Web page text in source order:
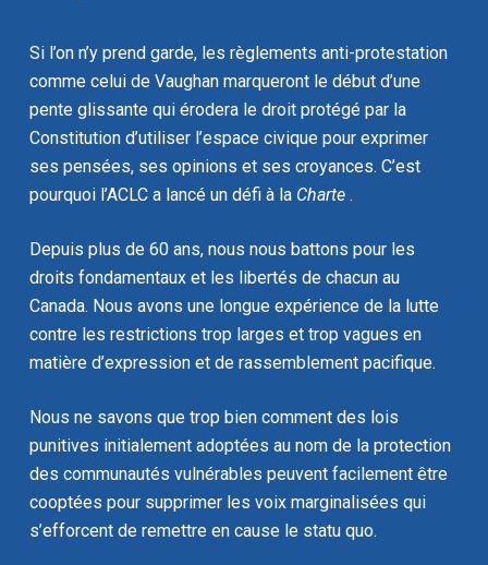
Si l’on n’y prend garde, les règlements anti-protestation
comme celui de Vaughan marqueront le début d’une
pente glissante qui érodera le droit protégé par la
Constitution d’utiliser l’espace civique pour exprimer
ses pensées, ses opinions et ses croyances. C’est
pourquoi l’ACLC a lancé un défi à la Charte .
Depuis plus de 60 ans, nous nous battons pour les
droits fondamentaux et les libertés de chacun au
Canada. Nous avons une longue expérience de la lutte
contre les restrictions trop larges et trop vagues en
matière d’expression et de rassemblement pacifique.
Nous ne savons que trop bien comment des lois
punitives initialement adoptées au nom de la protection
des communautés vulnérables peuvent facilement être
cooptées pour supprimer les voix marginalisées qui
s’efforcent de remettre en cause le statu quo.